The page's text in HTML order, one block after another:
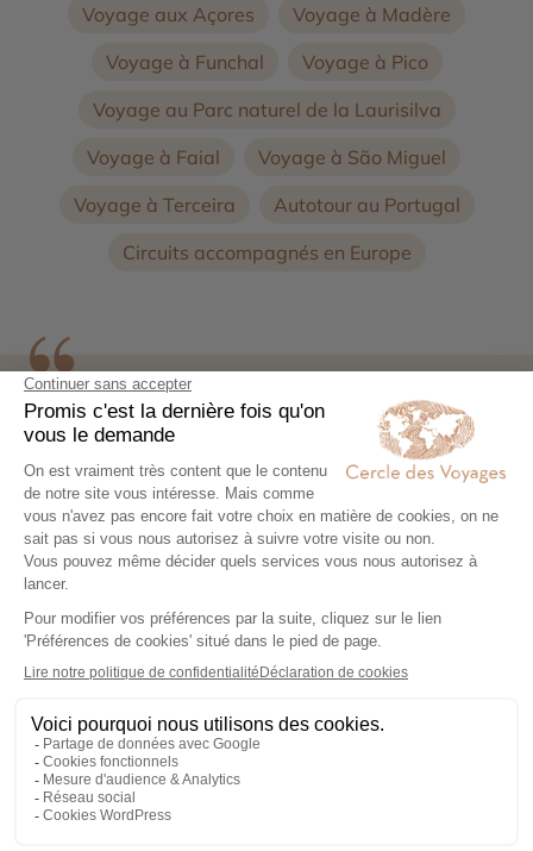
Voyage aux Açores
Voyage à Madère
Voyage à Funchal
Voyage à Pico
Voyage au Parc naturel de la Laurisilva
Voyage à Faial
Voyage à São Miguel
Voyage à Terceira
Autotour au Portugal
Circuits accompagnés en Europe
Les voyages sur les îles portugaises vous invitent à
découvrir deux destinations uniques au cœur de
l’Atlantique :Madère
et les Açores. Chaque archipel
possède une identité forte, des paysages
spectaculaires et une atmosphère singulière. Vous
explorez des territoires préservés où la nature
s’exprime pleinement, entre volcans, falaises, forêts
luxuriantes et villages authentiques.
À Madère comme auxAçores, chaque itinéraire
révèle une diversité impressionnante de paysages et
d’expériences. Vous randonnez au cœur de
naturels remarquables et vous profitez d’un
environnement encore intact. Les voyages sur les îles
portugaises séduisent par leur richesse et leur
capacité à offrir un véritable dépaysement.